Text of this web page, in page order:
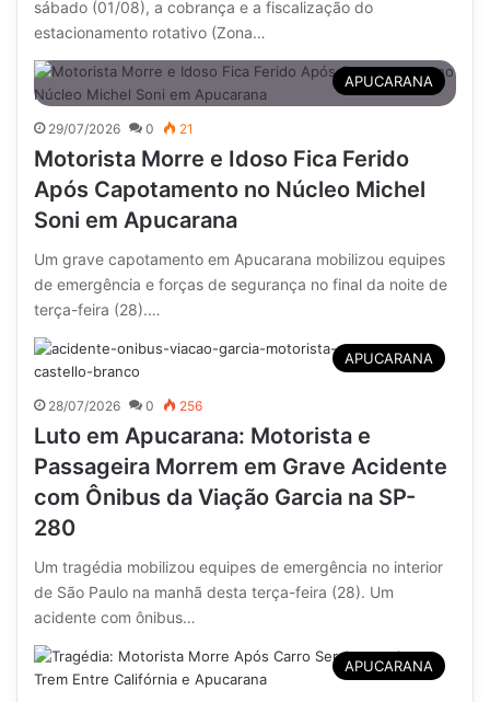
sábado (01/08), a cobrança e a fiscalização do
estacionamento rotativo (Zona…
APUCARANA
29/07/2026 0 21
Motorista Morre e Idoso Fica Ferido
Após Capotamento no Núcleo Michel
Soni em Apucarana
Um grave capotamento em Apucarana mobilizou equipes
de emergência e forças de segurança no final da noite de
terça-feira (28).…
APUCARANA
28/07/2026 0 256
Luto em Apucarana: Motorista e
Passageira Morrem em Grave Acidente
com Ônibus da Viação Garcia na SP-
280
Um tragédia mobilizou equipes de emergência no interior
de São Paulo na manhã desta terça-feira (28). Um
acidente com ônibus…
APUCARANA